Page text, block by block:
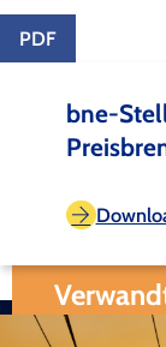
PDF
bne-